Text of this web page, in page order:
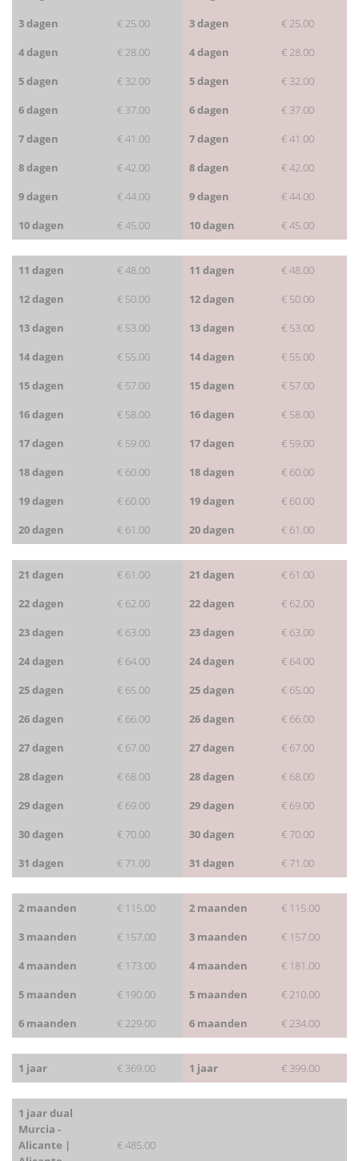
3 dagen
€ 25.00 3 dagen
€ 25.00
4 dagen
€ 28.00 4 dagen
€ 28.00
5 dagen
€ 32.00 5 dagen
€ 32.00
6 dagen
€ 37.00 6 dagen
€ 37.00
7 dagen
€ 41.00 7 dagen
€ 41.00
8 dagen
€ 42.00 8 dagen
€ 42.00
9 dagen
€ 44.00 9 dagen
€ 44.00
10 dagen
€ 45.00 10 dagen € 45.00
11 dagen € 48.00 11 dagen
€ 48.00
12 dagen
€ 50.00 12 dagen
€ 50.00
13 dagen
€ 53.00 13 dagen
€ 53.00
14 dagen
€ 55.00 14 dagen
€ 55.00
15 dagen
€ 57.00 15 dagen
€ 57.00
16 dagen
€ 58.00 16 dagen
€ 58.00
17 dagen
€ 59.00 17 dagen
€ 59.00
18 dagen
€ 60.00 18 dagen
€ 60.00
19 dagen
€ 60.00 19 dagen
€ 60.00
20 dagen
€ 61.00 20 dagen € 61.00
21 dagen € 61.00 21 dagen
€ 61.00
22 dagen
€ 62.00 22 dagen
€ 62.00
23 dagen
€ 63.00 23 dagen
€ 63.00
24 dagen
€ 64.00 24 dagen
€ 64.00
25 dagen
€ 65.00 25 dagen
€ 65.00
26 dagen
€ 66.00 26 dagen
€ 66.00
27 dagen
€ 67.00 27 dagen
€ 67.00
28 dagen
€ 68.00 28 dagen
€ 68.00
29 dagen
€ 69.00 29 dagen
€ 69.00
30 dagen
€ 70.00 30 dagen
€ 70.00
31 dagen
€ 71.00 31 dagen € 71.00
2 maanden € 115.00 2 maanden
€ 115.00
3 maanden
€ 157.00 3 maanden
€ 157.00
4 maanden
€ 173.00 4 maanden
€ 181.00
5 maanden
€ 190.00 5 maanden
€ 210.00
6 maanden
€ 229.00 6 maanden € 234.00
1 jaar € 369.00 1 jaar € 399.00
1 jaar dual
Murcia -
Alicante |
€ 485.00